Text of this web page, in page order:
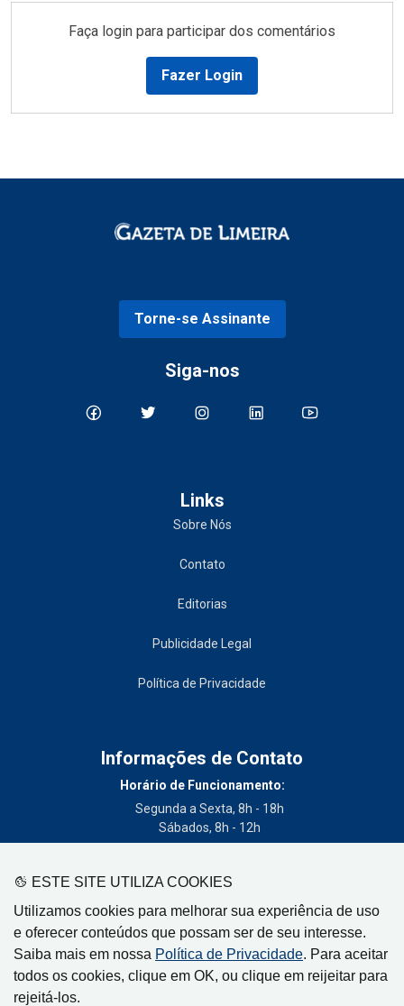
ESTE SITE UTILIZA COOKIES
Utilizamos cookies para melhorar sua experiência de uso
e oferecer conteúdos que possam ser de seu interesse.
Saiba mais em nossa Política de Privacidade. Para aceitar
todos os cookies, clique em OK, ou clique em reijeitar para
rejeitá-los.
Faça login para participar dos comentários
Fazer Login
Torne-se Assinante
Siga-nos
Links
Sobre Nós
Contato
Editorias
Publicidade Legal
Política de Privacidade
Informações de Contato
Horário de Funcionamento:
Segunda a Sexta, 8h - 18h
Sábados, 8h - 12h
(19) 3404-3700
Circulação:
Limeira - SP, Artur Nogueira - SP, Cordeirópolis - SP,
Engenheiro Coelho - SP, Iracemápolis - SP